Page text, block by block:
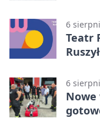
6
Teatr
6
Nowe